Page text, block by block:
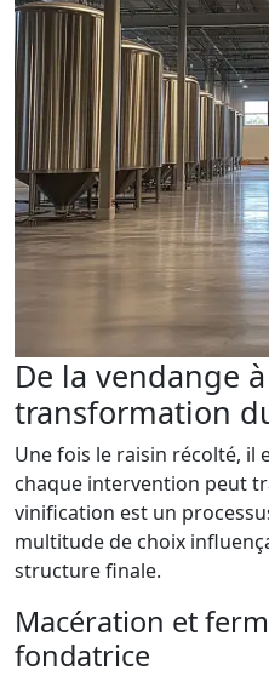
De la vendange
transformation
Une fois le raisin récolté, il
chaque intervention peut
vinification est un
multitude de choix
structure finale.
Macération et
fondatrice